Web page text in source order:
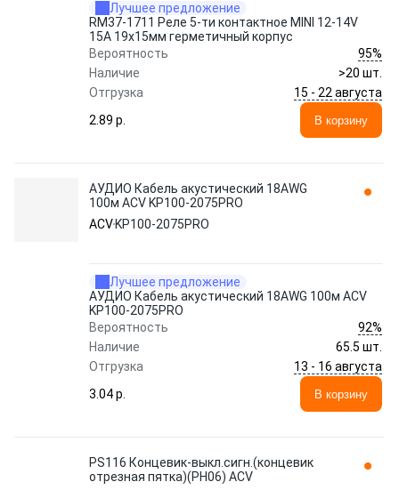
Лучшее предложение
RM37-1711 Реле 5-ти контактное MINI 12-14V
15А 19х15мм герметичный корпус
Вероятность
95%
Наличие
>20 шт.
Отгрузка
15 - 22 августа
2.89 p.
В корзину
АУДИО Кабель акустический 18AWG
100м ACV KP100-2075PRO
ACV KP100-2075PRO
Лучшее предложение
АУДИО Кабель акустический 18AWG 100м ACV
KP100-2075PRO
Вероятность
92%
Наличие
65.5 шт.
Отгрузка
13 - 16 августа
3.04 p.
В корзину
PS116 Концевик-выкл.сигн.(концевик
отрезная пятка)(РН06) ACV